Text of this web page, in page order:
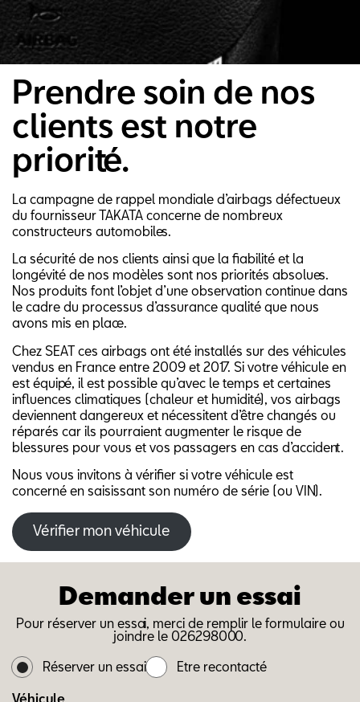
Prendre soin de nos
clients est notre
priorité.
La campagne de rappel mondiale d’airbags défectueux
du fournisseur TAKATA concerne de nombreux
constructeurs automobiles.
La sécurité de nos clients ainsi que la fiabilité et la
longévité de nos modèles sont nos priorités absolues.
Nos produits font l’objet d’une observation continue dans
le cadre du processus d’assurance qualité que nous
avons mis en place.
Chez SEAT ces airbags ont été installés sur des véhicules
vendus en France entre 2009 et 2017. Si votre véhicule en
est équipé, il est possible qu’avec le temps et certaines
influences climatiques (chaleur et humidité), vos airbags
deviennent dangereux et nécessitent d’être changés ou
réparés car ils pourraient augmenter le risque de
blessures pour vous et vos passagers en cas d’accident.
Nous vous invitons à vérifier si votre véhicule est
concerné en saisissant son numéro de série (ou VIN).
Vérifier mon véhicule
Demander un essai
Pour réserver un essai, merci de remplir le formulaire ou
joindre le 026298000.
Réserver un essai Etre recontacté